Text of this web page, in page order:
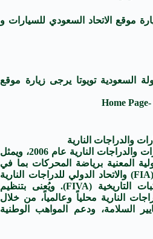
موقع الاتحاد السعودي للسيارات و
السعودية تويوتا يرجى زيارة موقع
Home
والدراجات النارية
تأسس الاتحاد السعودي للسيارات والدراجات النارية عام 2006، ويمثل
المعنية برياضة المحركات بما في
ذلك الاتحاد الدولي للسيارات (FIA) والاتحاد الدولي للدراجات النارية
(FIM) والاتحاد الدولي للمركبات التاريخية (FIVA). ويُعنى بتنظيم
النارية محلياً وعالمياً، من خلال
السلامة، ودعم المواهب الوطنية